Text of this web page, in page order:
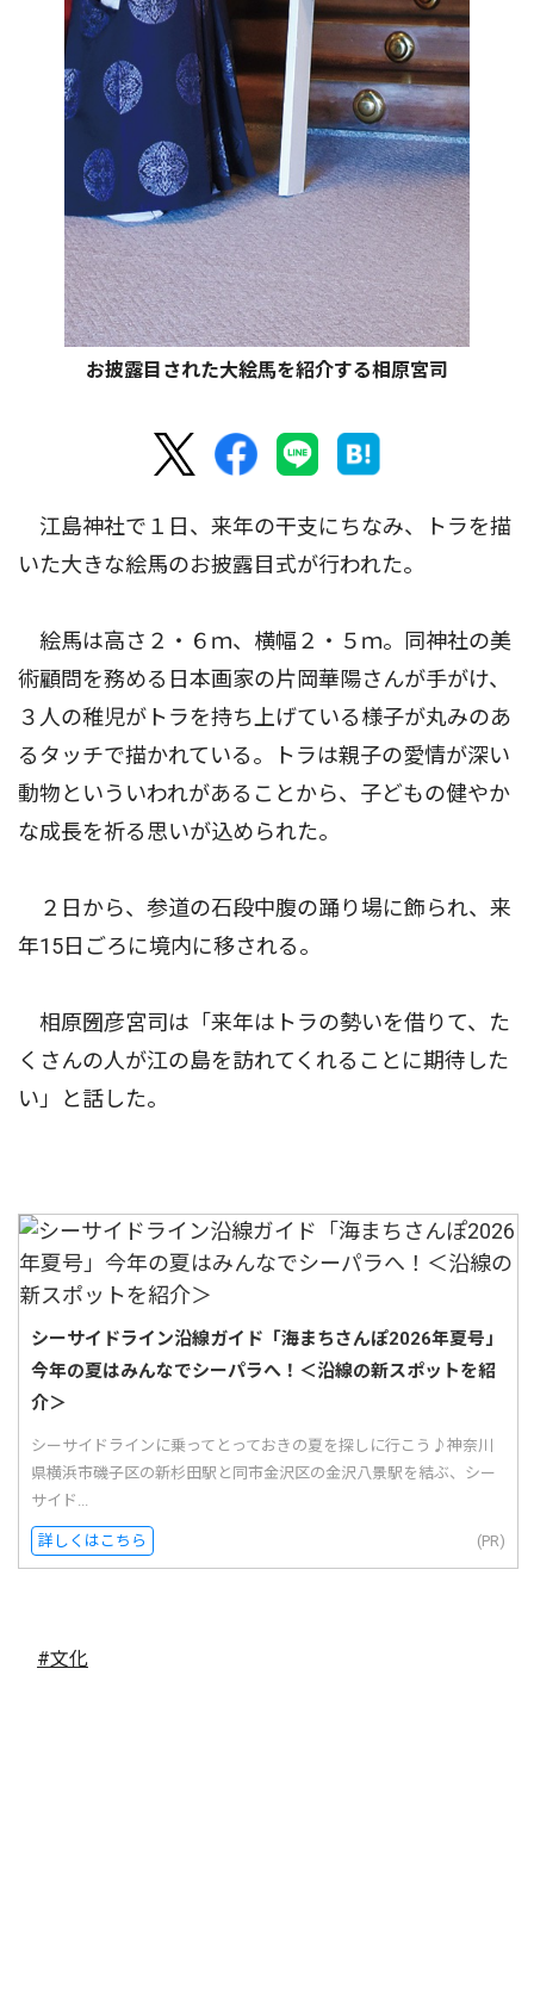
お披露目された大絵馬を紹介する相原宮司
江島神社で１日、来年の干支にちなみ、トラを描
いた大きな絵馬のお披露目式が行われた。
絵馬は高さ２・６ｍ、横幅２・５ｍ。同神社の美
術顧問を務める日本画家の片岡華陽さんが手がけ、
３人の稚児がトラを持ち上げている様子が丸みのあ
るタッチで描かれている。トラは親子の愛情が深い
動物といういわれがあることから、子どもの健やか
な成長を祈る思いが込められた。
２日から、参道の石段中腹の踊り場に飾られ、来
年15日ごろに境内に移される。
相原圀彦宮司は「来年はトラの勢いを借りて、た
くさんの人が江の島を訪れてくれることに期待した
い」と話した。
シーサイドライン沿線ガイド「海まちさんぽ2026年夏号」
今年の夏はみんなでシーパラへ！＜沿線の新スポットを紹
介＞
シーサイドラインに乗ってとっておきの夏を探しに行こう♪神奈川
県横浜市磯子区の新杉田駅と同市金沢区の金沢八景駅を結ぶ、シー
サイド...
詳しくはこちら (PR)
#文化